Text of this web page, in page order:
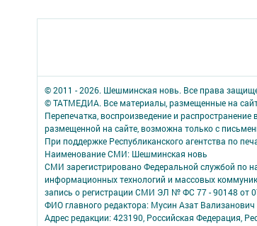
© 2011 - 2026. Шешминская новь. Все права
© ТАТМЕДИА. Все материалы, размещенные на
Перепечатка, воспроизведение и
размещенной на сайте, возможна только с
При поддержке Республиканского агентства по
Наименование СМИ: Шешминская новь
СМИ зарегистрировано Федеральной службой по
информационных технологий и массовых
запись о регистрации СМИ ЭЛ № ФС 77 - 90148 от
ФИО главного редактора: Мусин Азат
Адрес редакции: 423190, Российская Федерация,